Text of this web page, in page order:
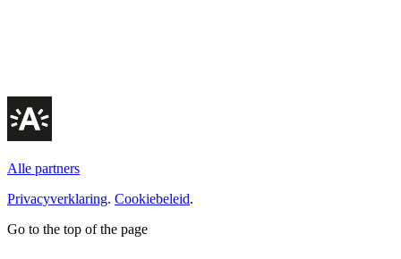
Alle partners
Privacyverklaring. Cookiebeleid.
Go to the top of the page